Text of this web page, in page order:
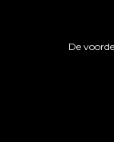
De